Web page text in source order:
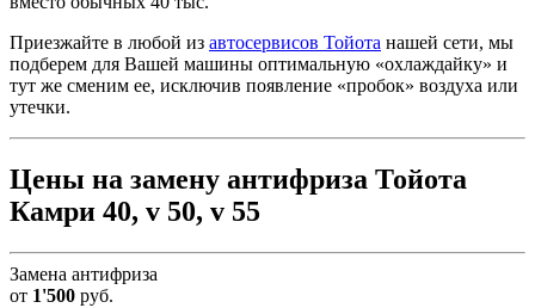
Приезжайте в любой из автосервисов Тойота нашей сети, мы
подберем для Вашей машины оптимальную «охлаждайку» и
тут же сменим ее, исключив появление «пробок» воздуха или
утечки.
Цены на замену антифриза Тойота
Камри 40, v 50, v 55
Замена антифриза
от 1'500 руб.